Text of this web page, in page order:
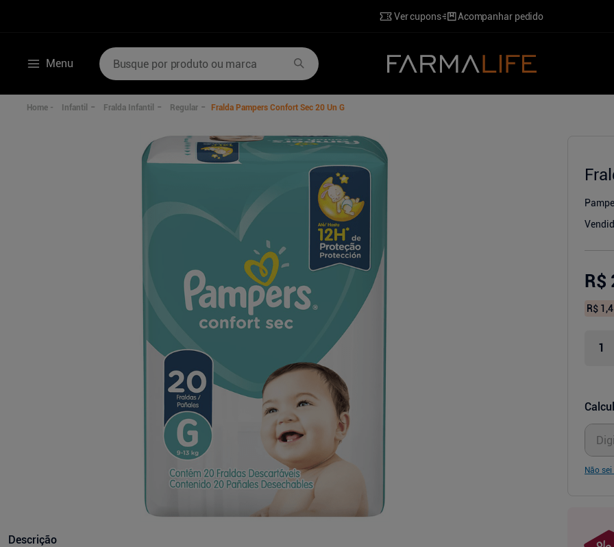
Ver cupons Acompanhar pedido
Menu
Busque por produto ou marca
Infantil Fralda Infantil Regular Fralda Pampers Confort Sec 20 Un G
Descrição
R$
R$
Não sei
Termos mais buscados
lenzetto
hidratante corporal
7º
desodorante
sabonete liquido
10
wegovy